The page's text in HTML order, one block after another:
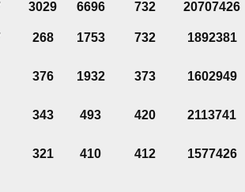
3029 6696 732
20707426
268 1753 732 1892381
376 1932 373 1602949
343 493 420 2113741
321 410 412 1577426